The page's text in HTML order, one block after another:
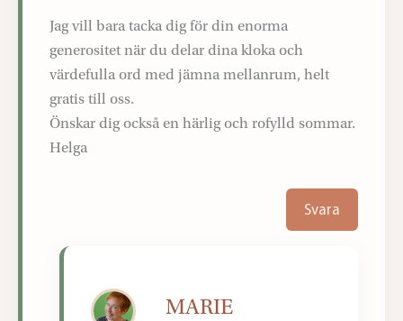
Jag vill bara tacka dig för din enorma
generositet när du delar dina kloka och
värdefulla ord med jämna mellanrum, helt
gratis till oss.
Önskar dig också en härlig och rofylld sommar.
Helga
Svara
MARIE